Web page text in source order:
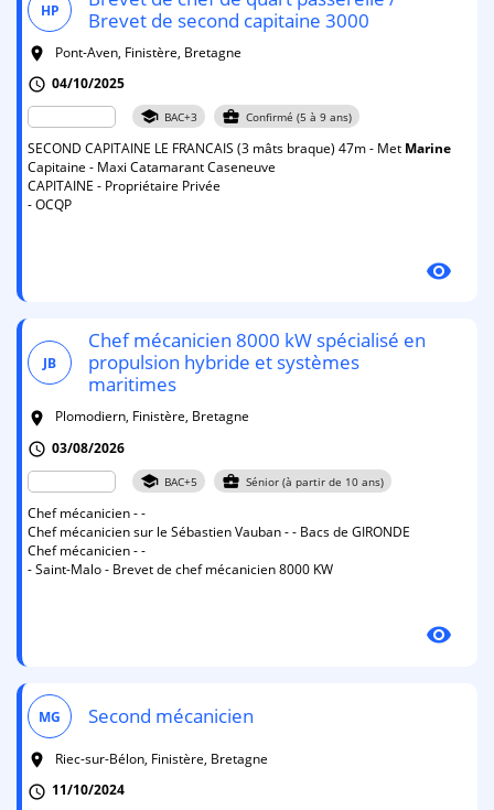
HP
Brevet de second capitaine 3000
room
Pont-Aven, Finistère, Bretagne
schedule 04/10/2025
school BAC+3 business_center Confirmé (5 à 9 ans)
SECOND CAPITAINE LE FRANCAIS (3 mâts braque) 47m - Met Marine
Capitaine - Maxi Catamarant Caseneuve
CAPITAINE - Propriétaire Privée
- OCQP
visibility
JB
Chef mécanicien 8000 kW spécialisé en
propulsion hybride et systèmes
maritimes
room
Plomodiern, Finistère, Bretagne
schedule 03/08/2026
school BAC+5 business_center Sénior (à partir de 10 ans)
Chef mécanicien - -
Chef mécanicien sur le Sébastien Vauban - - Bacs de GIRONDE
Chef mécanicien - -
- Saint-Malo - Brevet de chef mécanicien 8000 KW
visibility
MG Second mécanicien
room
Riec-sur-Bélon, Finistère, Bretagne
schedule 11/10/2024